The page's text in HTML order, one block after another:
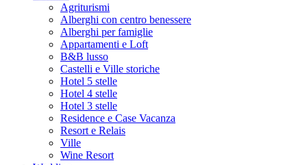
Agriturismi
Alberghi con centro benessere
Alberghi per famiglie
Appartamenti e Loft
B&B lusso
Castelli e Ville storiche
Hotel 5 stelle
Hotel 4 stelle
Hotel 3 stelle
Residence e Case Vacanza
Resort e Relais
Ville
Wine Resort